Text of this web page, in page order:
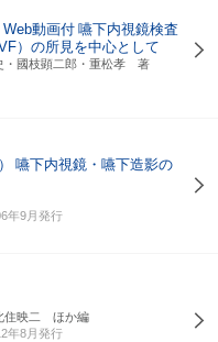
動画付嚥下内視鏡検査
）の所見を中心として
國枝顕二郎・重松孝 著
嚥下内視鏡・嚥下造影の
年9月発行
住映二 ほか編
年8月発行